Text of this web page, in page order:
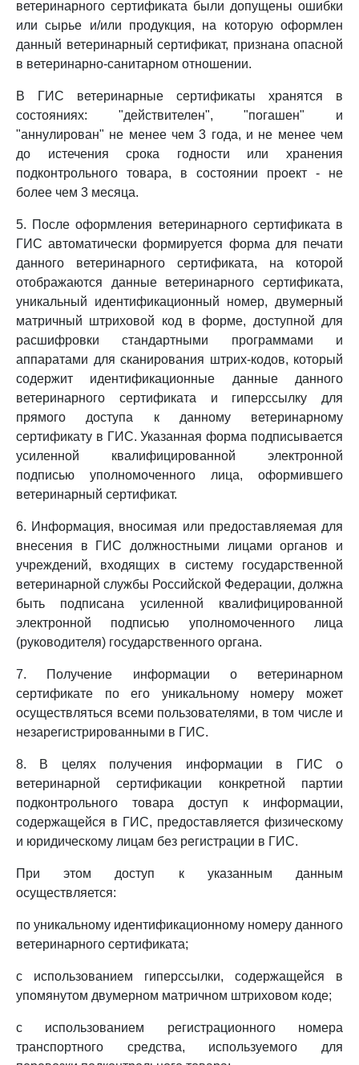
ветеринарного сертификата были допущены ошибки
или сырье и/или продукция, на которую оформлен
данный ветеринарный сертификат, признана опасной
в ветеринарно-санитарном отношении.
В ГИС ветеринарные сертификаты хранятся в
состояниях: "действителен", "погашен" и
"аннулирован" не менее чем 3 года, и не менее чем
до истечения срока годности или хранения
подконтрольного товара, в состоянии проект - не
более чем 3 месяца.
5. После оформления ветеринарного сертификата в
ГИС автоматически формируется форма для печати
данного ветеринарного сертификата, на которой
отображаются данные ветеринарного сертификата,
уникальный идентификационный номер, двумерный
матричный штриховой код в форме, доступной для
расшифровки стандартными программами и
аппаратами для сканирования штрих-кодов, который
содержит идентификационные данные данного
ветеринарного сертификата и гиперссылку для
прямого доступа к данному ветеринарному
сертификату в ГИС. Указанная форма подписывается
усиленной квалифицированной электронной
подписью уполномоченного лица, оформившего
ветеринарный сертификат.
6. Информация, вносимая или предоставляемая для
внесения в ГИС должностными лицами органов и
учреждений, входящих в систему государственной
ветеринарной службы Российской Федерации, должна
быть подписана усиленной квалифицированной
электронной подписью уполномоченного лица
(руководителя) государственного органа.
7. Получение информации о ветеринарном
сертификате по его уникальному номеру может
осуществляться всеми пользователями, в том числе и
незарегистрированными в ГИС.
8. В целях получения информации в ГИС о
ветеринарной сертификации конкретной партии
подконтрольного товара доступ к информации,
содержащейся в ГИС, предоставляется физическому
и юридическому лицам без регистрации в ГИС.
При этом доступ к указанным данным
осуществляется:
по уникальному идентификационному номеру данного
ветеринарного сертификата;
с использованием гиперссылки, содержащейся в
упомянутом двумерном матричном штриховом коде;
с использованием регистрационного номера
транспортного средства, используемого для